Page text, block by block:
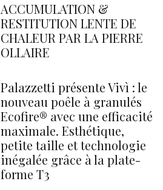
ACCUMULATION &
RESTITUTION LENTE DE
CHALEUR PAR LA PIERRE
OLLAIRE
Palazzetti présente Vivì : le
nouveau poêle à granulés
Ecofire® avec une efficacité
maximale. Esthétique,
petite taille et technologie
inégalée grâce à la plate-
forme T3